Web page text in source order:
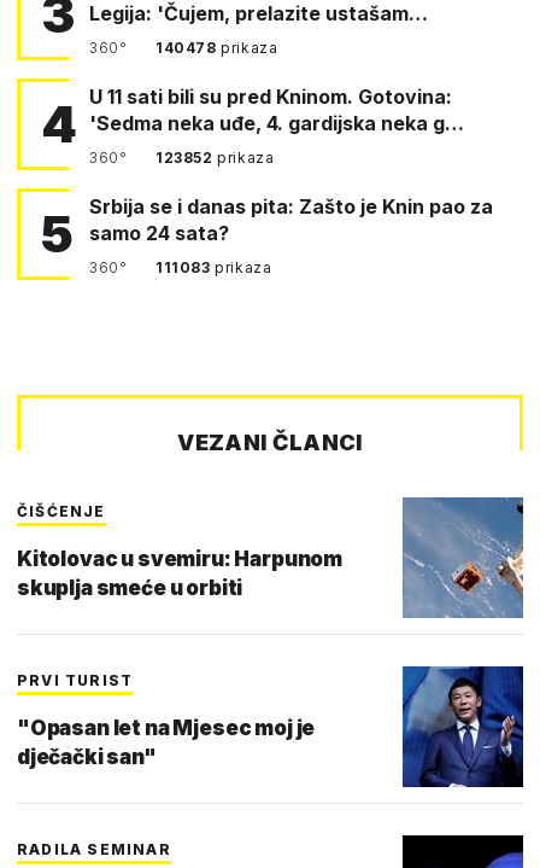
3 Legija: 'Čujem, prelazite ustašam…
360° 140478prikaza
4 U 11 sati bili su pred Kninom. Gotovina:
'Sedma neka uđe, 4. gardijska neka g…
360° 123852prikaza
5
Srbija se i danas pita: Zašto je Knin pao za
samo 24 sata?
360° 111083prikaza
VEZANI ČLANCI
ČIŠĆENJE
Kitolovac u svemiru: Harpunom
skuplja smeće u orbiti
PRVI TURIST
"Opasan let na Mjesec moj je
dječački san"
RADILA SEMINAR